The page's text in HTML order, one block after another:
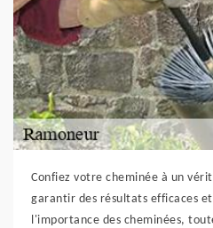
Confiez votre cheminée à un
garantir des résultats efficaces
l'importance des cheminées,